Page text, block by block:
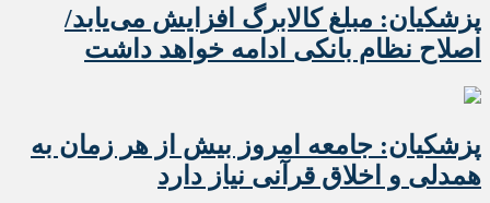
پزشکیان: مبلغ کالابرگ افزایش می‌یابد/
اصلاح نظام بانکی ادامه خواهد داشت
پزشکیان: جامعه امروز بیش از هر زمان به
همدلی و اخلاق قرآنی نیاز دارد